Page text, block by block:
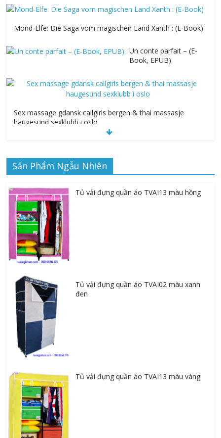
Mond-Elfe: Die Saga vom magischen Land Xanth : (E-Book)
Un conte parfait – (E-
Book, EPUB)
Sex massage gdansk callgirls bergen & thai massasje
haugesund sexklubb i oslo
Alphonse Mucha: The Spirit of Art Nouveau | Read Online
Sản Phẩm Ngẫu Nhiên
Tủ vải đựng quần áo TVAI13 màu hồng
Tủ vải đựng quần áo TVAI02 màu xanh
đen
Tủ vải đựng quần áo TVAI13 màu vàng